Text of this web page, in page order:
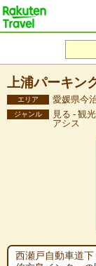
上浦パーキン
エリア 愛媛県今
ジャンル
見る - 観
アシス
西瀬戸自動車道